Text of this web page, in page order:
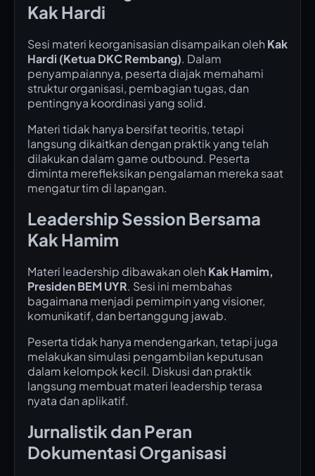
Kak Hardi
Sesi materi keorganisasian disampaikan oleh Kak
Hardi (Ketua DKC Rembang). Dalam
penyampaiannya, peserta diajak memahami
struktur organisasi, pembagian tugas, dan
pentingnya koordinasi yang solid.
Materi tidak hanya bersifat teoritis, tetapi
langsung dikaitkan dengan praktik yang telah
dilakukan dalam game outbound. Peserta
diminta merefleksikan pengalaman mereka saat
mengatur tim di lapangan.
Leadership Session Bersama
Kak Hamim
Materi leadership dibawakan oleh Kak Hamim,
Presiden BEM UYR. Sesi ini membahas
bagaimana menjadi pemimpin yang visioner,
komunikatif, dan bertanggung jawab.
Peserta tidak hanya mendengarkan, tetapi juga
melakukan simulasi pengambilan keputusan
dalam kelompok kecil. Diskusi dan praktik
langsung membuat materi leadership terasa
nyata dan aplikatif.
Jurnalistik dan Peran
Dokumentasi Organisasi